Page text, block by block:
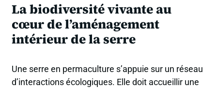
La biodiversité vivante au
cœur de l’aménagement
intérieur de la serre
Une serre en permaculture s’appuie sur un réseau
d’interactions écologiques. Elle doit accueillir une